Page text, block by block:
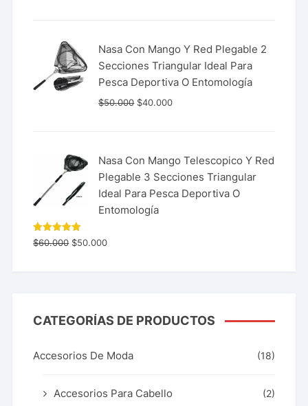
Nasa Con Mango Y Red Plegable 2
Secciones Triangular Ideal Para
Pesca Deportiva O Entomología
$50.000 $40.000
Nasa Con Mango Telescopico Y Red
Plegable 3 Secciones Triangular
Ideal Para Pesca Deportiva O
Entomología
Valorado
con5.00
$60.000 $50.000
CATEGORÍAS DE PRODUCTOS
Accesorios De Moda (18)
Accesorios Para Cabello (2)